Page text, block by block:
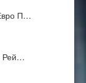
П…
Рей…